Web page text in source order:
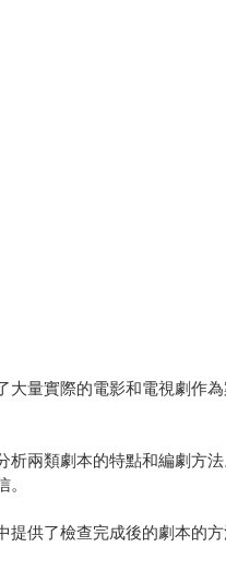
量實際的電影和電視劇作為
兩類劇本的特點和編劇方法
供了檢查完成後的劇本的方